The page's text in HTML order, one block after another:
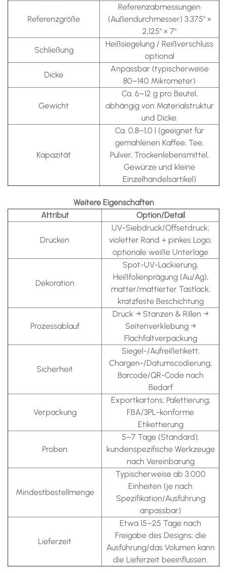
Referenzgröße
Referenzabmessungen
(Außendurchmesser) 3,375" ×
2,125" × 7"
Schließung
Heißsiegelung / Reißverschluss
optional
Dicke
Anpassbar (typischerweise
80–140 Mikrometer)
Gewicht
Ca. 6–12 g pro Beutel,
abhängig von Materialstruktur
und Dicke.
Kapazität
Ca. 0,8–1,0 l (geeignet für
gemahlenen Kaffee, Tee,
Pulver, Trockenlebensmittel,
Gewürze und kleine
Einzelhandelsartikel)
Weitere Eigenschaften
Attribut
Option/Detail
Drucken
UV-Siebdruck/Offsetdruck;
violetter Rand + pinkes Logo;
optionale weiße Unterlage
Dekoration
Spot-UV-Lackierung,
Heißfolienprägung (Au/Ag),
matter/mattierter Tastlack,
kratzfeste Beschichtung
Prozessablauf
Druck → Stanzen & Rillen →
Seitenverklebung →
Flachfaltverpackung
Sicherheit
Siegel-/Aufreißetikett;
Chargen-/Datumscodierung;
Barcode/QR-Code nach
Bedarf
Verpackung
Exportkartons; Palettierung;
FBA/3PL-konforme
Etikettierung
Proben
5–7 Tage (Standard);
kundenspezifische Werkzeuge
nach Vereinbarung
Mindestbestellmenge
Typischerweise ab 3.000
Einheiten (je nach
Spezifikation/Ausführung
anpassbar)
Lieferzeit
Etwa 15–25 Tage nach
Freigabe des Designs; die
Ausführung/das Volumen kann
die Lieferzeit beeinflussen.